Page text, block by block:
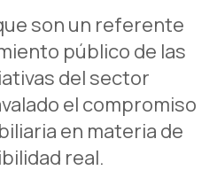
son un referente
público de las
del sector
el compromiso
en materia de
real.